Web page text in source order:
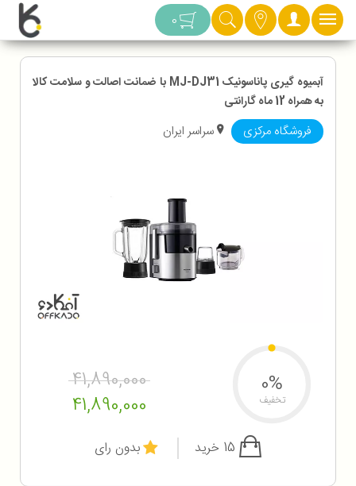
دسته بندی 0
آبمیوه گیری پاناسونیک MJ-DJ31 با ضمانت اصالت و سلامت کالا
به همراه 12 ماه گارانتی
فروشگاه مرکزی سراسر ایران
41,890,000
41,890,000
0%
تخفیف
بدون رای